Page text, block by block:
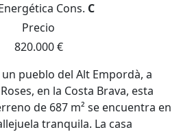
Cons. C
Precio
820.000 €
un pueblo del Alt Empordà, a
en la Costa Brava, esta
de 687 m² se encuentra en
tranquila. La casa